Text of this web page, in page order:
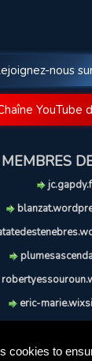
cookies to
nous
YouTube
eric-